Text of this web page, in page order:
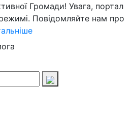
Громади! Увага, портал
Повідомляйте нам про